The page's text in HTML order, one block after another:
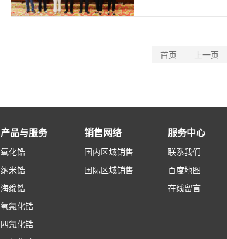
首页 上一页
产品与服务
氧化锆
纳米锆
海绵锆
氧氯化锆
四氯化锆
销售网络
国内区域销售
国际区域销售
服务中心
联系我们
百度地图
在线留言